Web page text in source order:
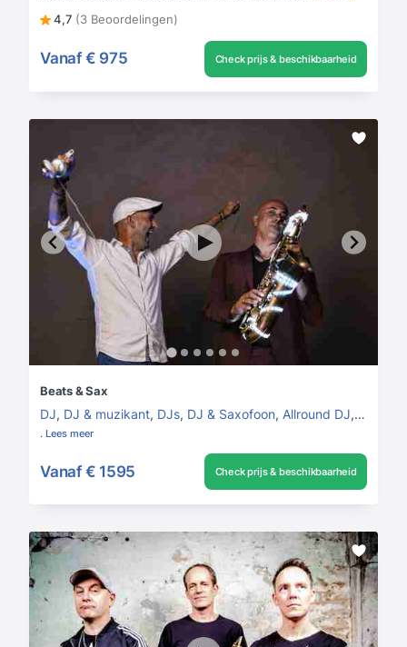
4,7 (3 Beoordelingen)
Vanaf € 975 Check prijs & beschikbaarheid
Beats & Sax
DJ, DJ & muzikant, DJs, DJ & Saxofoon, Allround DJ,
. Lees meer
Vanaf € 1595 Check prijs & beschikbaarheid